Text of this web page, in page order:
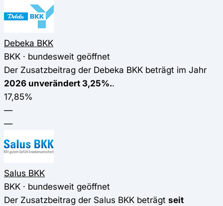
Debeka BKK
BKK · bundesweit geöffnet
Der Zusatzbeitrag der Debeka BKK beträgt im Jahr
2026 unverändert 3,25%..
17,85%
—
—
Salus BKK
BKK · bundesweit geöffnet
Der Zusatzbeitrag der Salus BKK beträgt seit